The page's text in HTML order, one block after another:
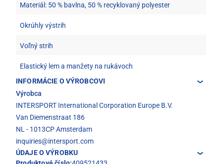
Materiál: 50 % bavlna, 50 % recyklovaný polyester
Okrúhly výstrih
Voľný strih
Elastický lem a manžety na rukávoch
INFORMÁCIE O VÝROBCOVI
Výrobca
INTERSPORT International Corporation Europe B.V.
Van Diemenstraat 186
NL - 1013CP Amsterdam
inquiries@intersport.com
ÚDAJE O VÝROBKU